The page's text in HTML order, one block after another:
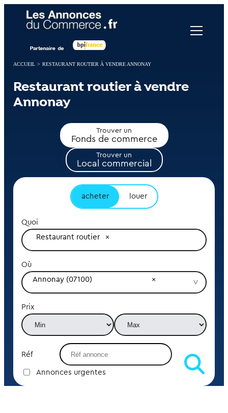
ACCUEIL > RESTAURANT ROUTIER À VENDRE ANNONAY
Restaurant routier à vendre
Annonay
Trouver un
Fonds de commerce
Trouver un
Local commercial
acheter louer
Quoi
Restaurant routier
Où
Annonay (07100)
Prix
Réf
Annonces urgentes
Panneau de gestion des cookies